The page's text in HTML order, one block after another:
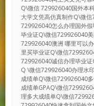
Q\微信 729926040国外本
大学文凭高仿真制作Q\微
729926040怎么办理国外
毕业证Q\微信729926040
729926040澳洲 哪里可以
里买毕业证Q\微信
729926040诚信办理毕业
Q \微信729926040办理水
成绩单Q\微信729926040
成绩单GPAQ\微信
理多大成绩单Q\微信